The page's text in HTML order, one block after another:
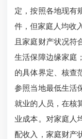
定，按照各地现有
件，但家庭人均收
且家庭财产状况符
生活保障边缘家庭
的具体界定、核查
参照当地最低生活
就业的人员，在核
业成本。对家庭人
配收入，家庭财产